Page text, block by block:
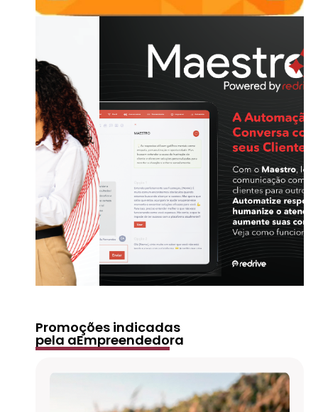
Promoções indicadas
pela aEmpreendedora